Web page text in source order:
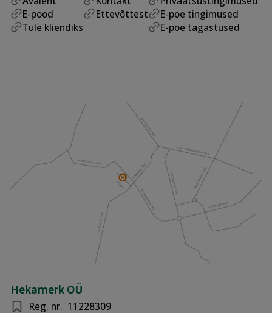
E-pood
Tule kliendiks
Ettevõttest
E-poe tingimused
E-poe tagastused
Hekamerk OÜ
Reg. nr. 11228309